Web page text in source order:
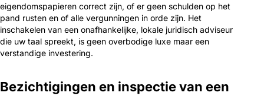
eigendomspapieren correct zijn, of er geen schulden op het
pand rusten en of alle vergunningen in orde zijn. Het
inschakelen van een onafhankelijke, lokale juridisch adviseur
die uw taal spreekt, is geen overbodige luxe maar een
verstandige investering.
Bezichtigingen en inspectie van een